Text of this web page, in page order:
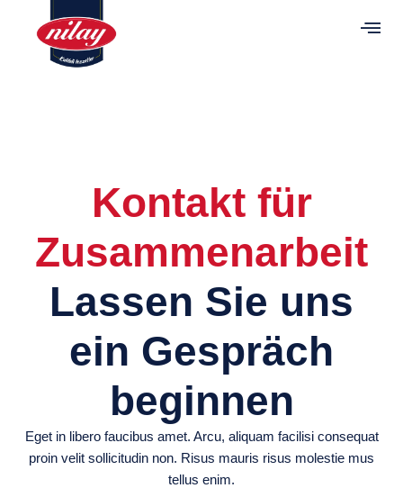
Kontakt für
Zusammenarbeit
Lassen Sie uns
ein Gespräch
beginnen
Eget in libero faucibus amet. Arcu, aliquam facilisi consequat
proin velit sollicitudin non. Risus mauris risus molestie mus
tellus enim.